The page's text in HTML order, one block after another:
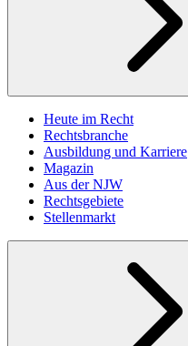
Heute im Recht
Rechtsbranche
Ausbildung und Karriere
Magazin
Aus der NJW
Rechtsgebiete
Stellenmarkt